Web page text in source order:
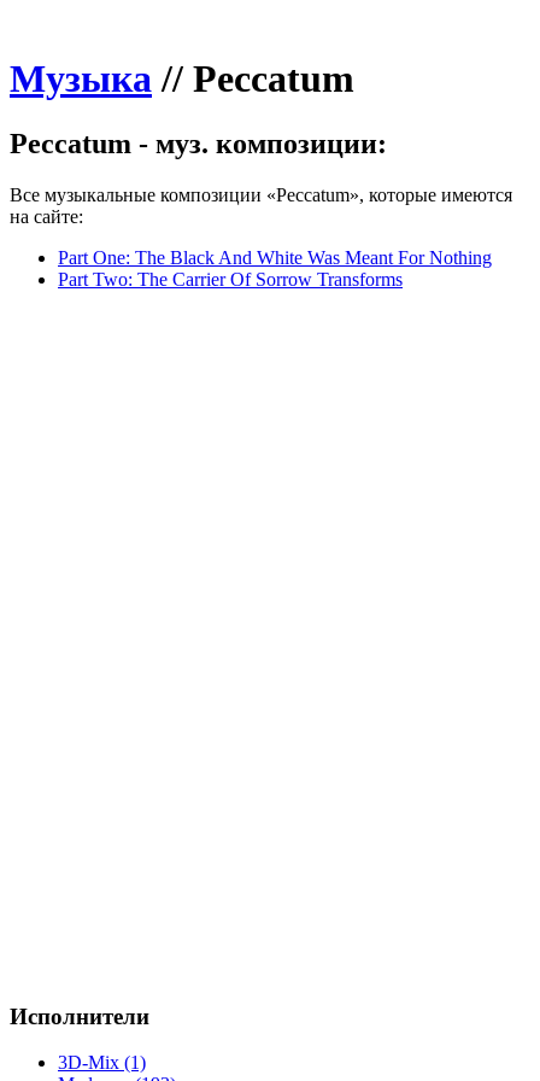
Музыка// Peccatum
Peccatum - муз. композиции:
Все музыкальные композиции «Peccatum», которые имеются
на сайте:
Part One: The Black And White Was Meant For Nothing
Part Two: The Carrier Of Sorrow Transforms
Исполнители
3D-Mix (1)